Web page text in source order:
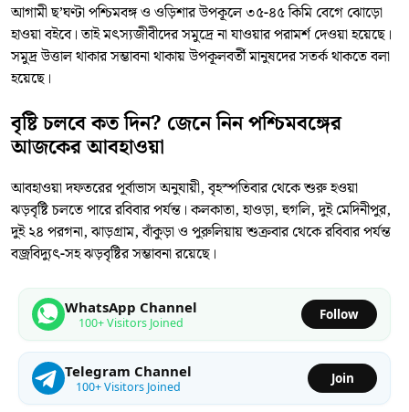
আগামী ছ’ঘণ্টা পশ্চিমবঙ্গ ও ওড়িশার উপকূলে ৩৫-৪৫ কিমি বেগে ঝোড়ো
হাওয়া বইবে। তাই মৎস্যজীবীদের সমুদ্রে না যাওয়ার পরামর্শ দেওয়া হয়েছে।
সমুদ্র উত্তাল থাকার সম্ভাবনা থাকায় উপকূলবর্তী মানুষদের সতর্ক থাকতে বলা
হয়েছে।
বৃষ্টি চলবে কত দিন? জেনে নিন পশ্চিমবঙ্গের
আজকের আবহাওয়া
আবহাওয়া দফতরের পূর্বাভাস অনুযায়ী, বৃহস্পতিবার থেকে শুরু হওয়া
ঝড়বৃষ্টি চলতে পারে রবিবার পর্যন্ত। কলকাতা, হাওড়া, হুগলি, দুই মেদিনীপুর,
দুই ২৪ পরগনা, ঝাড়গ্রাম, বাঁকুড়া ও পুরুলিয়ায় শুক্রবার থেকে রবিবার পর্যন্ত
বজ্রবিদ্যুৎ-সহ ঝড়বৃষ্টির সম্ভাবনা রয়েছে।
WhatsApp Channel
100+ Visitors Joined
Follow
Telegram Channel
100+ Visitors Joined
Join